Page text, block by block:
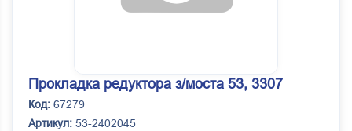
Прокладка редуктора з/моста 53, 3307
Код: 67279
Артикул: 53-2402045